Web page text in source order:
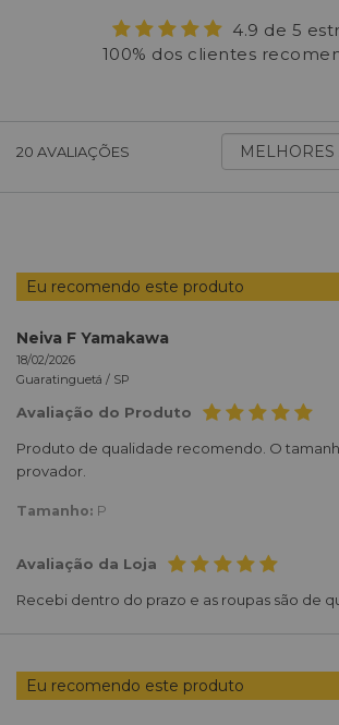
4.9 de 5
100% dos clientes
20 AVALIAÇÕES
ORDENAR
AVALIAÇÕES
Eu recomendo este produto
Neiva F Yamakawa
18/02/2026
Guaratinguetá / SP
Avaliação do Produto
Produto de qualidade recomendo. O
provador.
Tamanho: P
Avaliação da Loja
Recebi dentro do prazo e as roupas são de
Eu recomendo este produto